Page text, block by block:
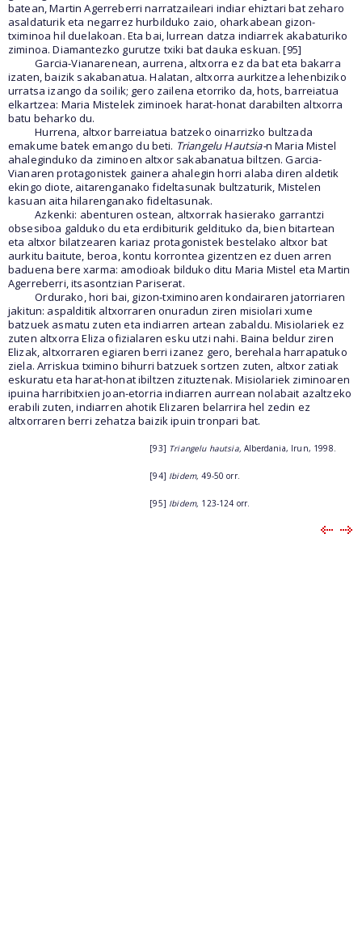
batean, Martin Agerreberri narratzaileari indiar ehiztari bat zeharo
asaldaturik eta negarrez hurbilduko zaio, oharkabean gizon-
tximinoa hil duelakoan. Eta bai, lurrean datza indiarrek akabaturiko
ziminoa. Diamantezko gurutze txiki bat dauka eskuan. [95]
Garcia-Vianarenean, aurrena, altxorra ez da bat eta bakarra
izaten, baizik sakabanatua. Halatan, altxorra aurkitzea lehenbiziko
urratsa izango da soilik; gero zailena etorriko da, hots, barreiatua
elkartzea: Maria Mistelek ziminoek harat-honat darabilten altxorra
batu beharko du.
Hurrena, altxor barreiatua batzeko oinarrizko bultzada
emakume batek emango du beti. Triangelu Hautsia-n Maria Mistel
ahaleginduko da ziminoen altxor sakabanatua biltzen. Garcia-
Vianaren protagonistek gainera ahalegin horri alaba diren aldetik
ekingo diote, aitarenganako fideltasunak bultzaturik, Mistelen
kasuan aita hilarenganako fideltasunak.
Azkenki: abenturen ostean, altxorrak hasierako garrantzi
obsesiboa galduko du eta erdibiturik geldituko da, bien bitartean
eta altxor bilatzearen kariaz protagonistek bestelako altxor bat
aurkitu baitute, beroa, kontu korrontea gizentzen ez duen arren
baduena bere xarma: amodioak bilduko ditu Maria Mistel eta Martin
Agerreberri, itsasontzian Pariserat.
Ordurako, hori bai, gizon-tximinoaren kondairaren jatorriaren
jakitun: aspalditik altxorraren onuradun ziren misiolari xume
batzuek asmatu zuten eta indiarren artean zabaldu. Misiolariek ez
zuten altxorra Eliza ofizialaren esku utzi nahi. Baina beldur ziren
Elizak, altxorraren egiaren berri izanez gero, berehala harrapatuko
ziela. Arriskua tximino bihurri batzuek sortzen zuten, altxor zatiak
eskuratu eta harat-honat ibiltzen zituztenak. Misiolariek ziminoaren
ipuina harribitxien joan-etorria indiarren aurrean nolabait azaltzeko
erabili zuten, indiarren ahotik Elizaren belarrira hel zedin ez
altxorraren berri zehatza baizik ipuin tronpari bat.
[93] Triangelu hautsia,Alberdania, Irun, 1998.
[94] Ibidem,49-50 orr.
[95] Ibidem, 123-124 orr.